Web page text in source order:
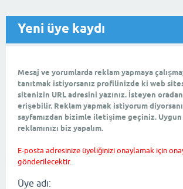
Yeni üye kaydı
Mesaj ve yorumlarda reklam yapmaya
tanıtmak istiyorsanız profilinizde ki web
sitenizin URL adresini yazınız. İsteyen
erişebilir. Reklam yapmak istiyorum
sayfamızdan bizimle iletişime geçiniz.
reklamınızı biz yapalım.
E-posta adresinize üyeliğinizi onaylamak için
gönderilecektir.
Üye adı: